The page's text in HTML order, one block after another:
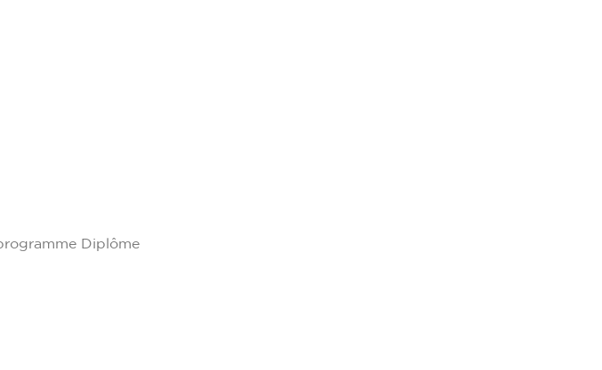
Diplôme